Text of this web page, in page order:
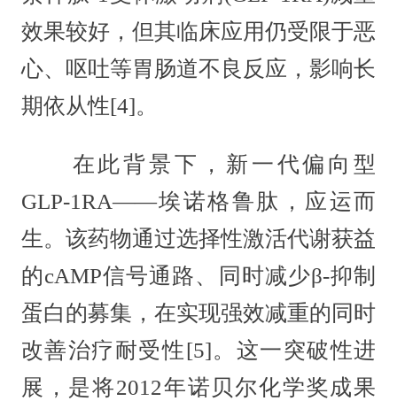
效果较好，但其临床应用仍受限于恶
心、呕吐等胃肠道不良反应，影响长
期依从性[4]。
在此背景下，新一代偏向型
GLP-1RA——埃诺格鲁肽，应运而
生。该药物通过选择性激活代谢获益
的cAMP信号通路、同时减少β-抑制
蛋白的募集，在实现强效减重的同时
改善治疗耐受性[5]。这一突破性进
展，是将2012年诺贝尔化学奖成果